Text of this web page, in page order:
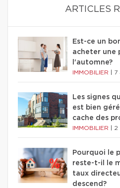
ARTICLES
Est-ce un
acheter une
l'automne?
IMMOBILIER 7
Les signes
est bien
cache des
IMMOBILIER 2
Pourquoi le
reste-t-il le
taux
descend?